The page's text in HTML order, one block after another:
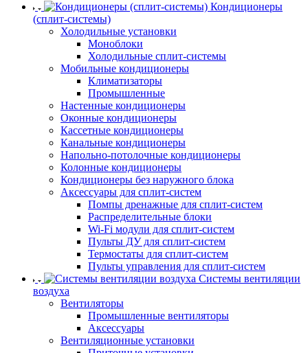
Кондиционеры
(сплит-системы)
Холодильные установки
Моноблоки
Холодильные сплит-системы
Мобильные кондиционеры
Климатизаторы
Промышленные
Настенные кондиционеры
Оконные кондиционеры
Кассетные кондиционеры
Канальные кондиционеры
Напольно-потолочные кондиционеры
Колонные кондиционеры
Кондиционеры без наружного блока
Аксессуары для сплит-систем
Помпы дренажные для сплит-систем
Распределительные блоки
Wi-Fi модули для сплит-систем
Пульты ДУ для сплит-систем
Термостаты для сплит-систем
Пульты управления для сплит-систем
Системы вентиляции
воздуха
Вентиляторы
Промышленные вентиляторы
Аксессуары
Вентиляционные установки